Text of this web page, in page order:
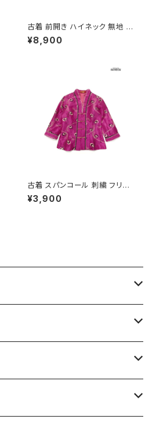
古着 前開き ハイネック 無地 長
袖 アウター ライトジャケット 紺
(ttu2509089)
¥8,900
古着 スパンコール 刺繍 フリル
前開き 総柄 長袖 ブラウス ピン
ク (ttu2501145)
¥3,900